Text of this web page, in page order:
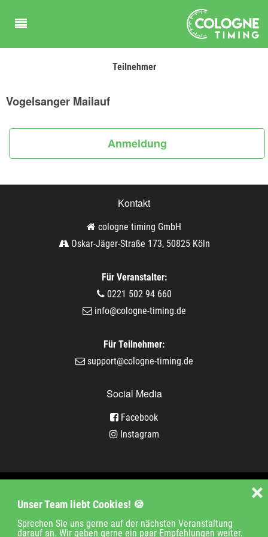
Unser Team liebt Cookies! 🍪
Sprechen Sie uns gerne auf der nächsten Veranstaltung
darauf an. Wir geben gerne ein paar Empfehlungen weiter.
❌
Teilnehmer
Vogelsanger Mailauf
Anmeldung
Kontakt
cologne timing GmbH
Oskar-Jäger-Straße 173, 50825 Köln
Für Veranstalter:
0221 502 94 660
info@cologne-timing.de
Für Teilnehmer:
support@cologne-timing.de
Social Media
Facebook
Instagram
Unternehmen
Jobs Kontakt